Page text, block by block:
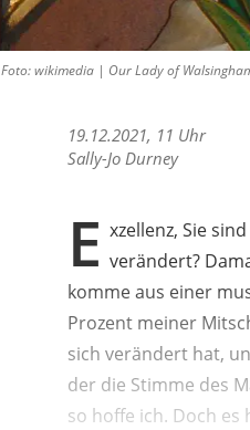
Foto: wikimedia | Our Lady of
19.12.2021, 11 Uhr
Sally-Jo Durney
E xzellenz, Sie
verändert?
komme aus einer
Prozent meiner
sich verändert hat,
der die Stimme des
so hoffe ich. Doch